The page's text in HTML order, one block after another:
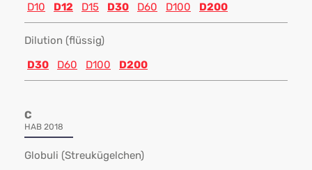
D10
D12 D15 D30 D60 D100 D200
Dilution (flüssig)
D30
D60 D100 D200
C
HAB 2018
Globuli (Streukügelchen)